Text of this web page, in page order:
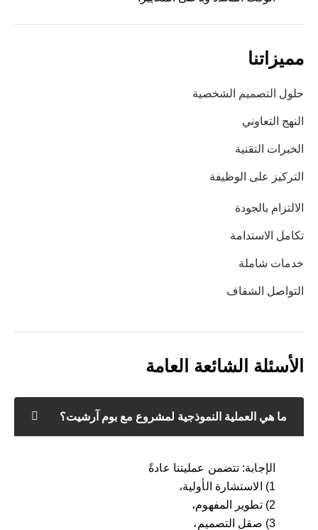
مميزاتنا
حلول التصميم الشخصية
النهج التعاوني
الخبرات التقنية
التركيز على الوظيفة
الالتزام بالجودة
تكامل الاستدامة
خدمات شاملة
التواصل الشفاف
الأسئلة الشائعة العامة
ما هي العملية النموذجية لمشروع مع بوم آرشيت؟
الإجابة: تتضمن عمليتنا عادةً
1) الاستشارة الأولية،
2) تطوير المفهوم،
3) صقل التصميم،